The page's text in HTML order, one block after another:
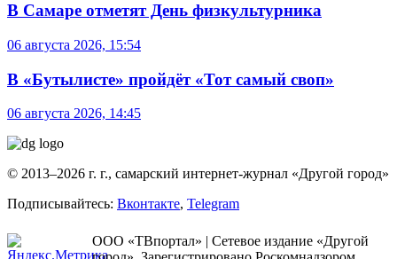
В Самаре отметят День физкультурника
06 августа 2026, 15:54
В «Бутылисте» пройдёт «Тот самый своп»
06 августа 2026, 14:45
© 2013–2026 г. г., самарский интернет-журнал «Другой город»
Подписывайтесь: Вконтакте, Telegram
ООО «ТВпортал» | Сетевое издание «Другой